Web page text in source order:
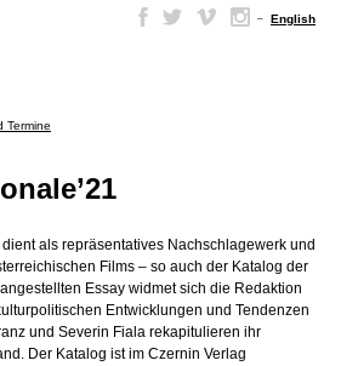
– English
Termine
als repräsentatives Nachschlagewerk und
Films – so auch der Katalog der
Essay widmet sich die Redaktion
Entwicklungen und Tendenzen
und Severin Fiala rekapitulieren ihr
Der Katalog ist im Czernin Verlag